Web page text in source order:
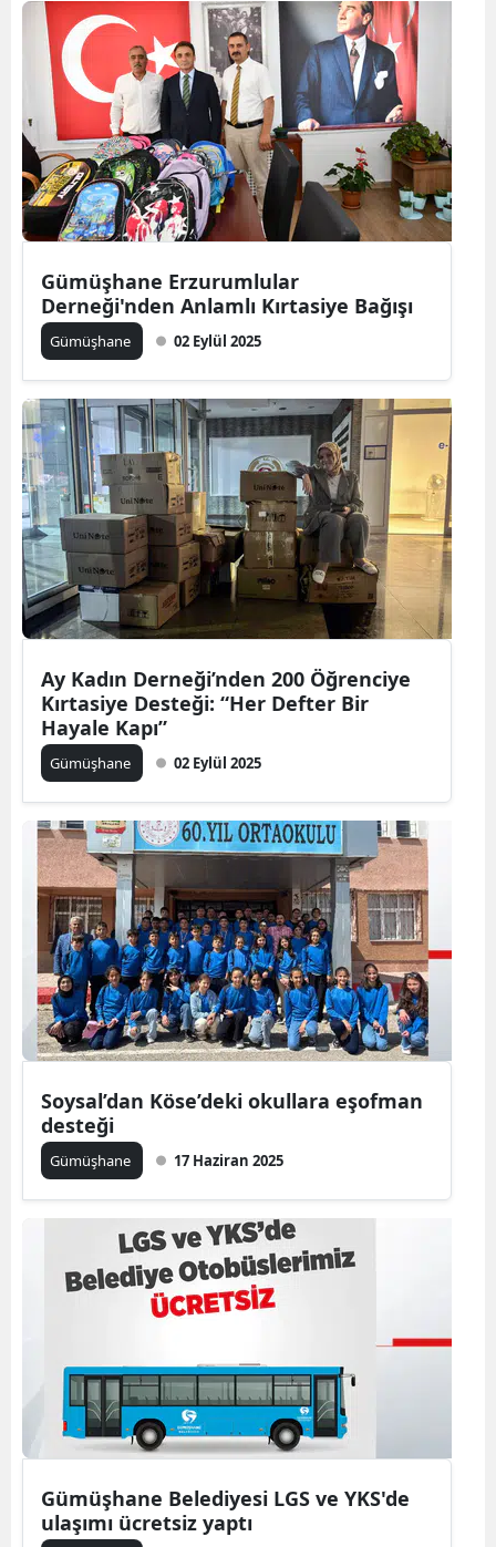
Malatya
Manisa
Kahramanmaraş
Mardin
Muğla
Nevşehir
Ordu
Rize
Sakarya
Samsun
Siirt
Sinop
Sivas
Tekirdağ
Trabzon
Tunceli
Şanlıurfa
Uşak
Van
Yozgat
Bayburt
Karaman
Kırıkkale
Batman
Bartın
Ardahan
Iğdır
Gümüşhane Erzurumlular
Derneği'nden Anlamlı Kırtasiye Bağışı
Gümüşhane 02 Eylül 2025
Ay Kadın Derneği’nden 200 Öğrenciye
Kırtasiye Desteği: “Her Defter Bir
Hayale Kapı”
Gümüşhane 02 Eylül 2025
Soysal’dan Köse’deki okullara eşofman
desteği
Gümüşhane 17 Haziran 2025
Gümüşhane Belediyesi LGS ve YKS'de
ulaşımı ücretsiz yaptı